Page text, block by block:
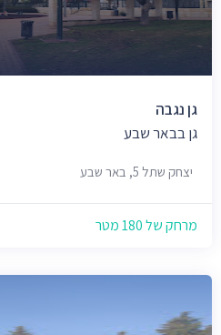
גן נגבה
גן בבאר שבע
יצחק שתל 5, באר שבע
מרחק של 180 מטר